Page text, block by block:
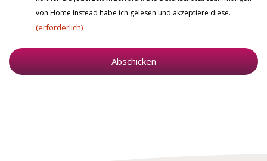
von Home Instead habe ich gelesen und akzeptiere diese.
(erforderlich)
Abschicken